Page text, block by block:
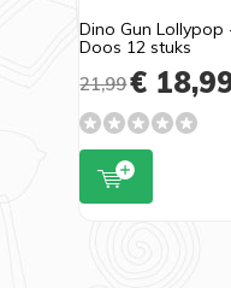
Dino Gun Lollypop
Doos 12 stuks
21,99€